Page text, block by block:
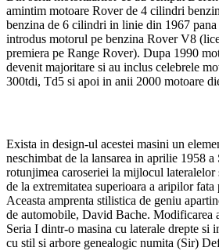
amintim motoare Rover de 4 cilindri
benzina de 6 cilindri in linie din 1967
introdus motorul pe benzina Rover V8
premiera pe Range Rover). Dupa 1990
devenit majoritare si au inclus celebrele
300tdi, Td5 si apoi in anii 2000 motoare
Exista in design-ul acestei masini un
neschimbat de la lansarea in aprilie 1958
rotunjimea caroseriei la mijlocul lateralelor
de la extremitatea superioara a aripilor fata
Aceasta amprenta stilistica de geniu
de automobile, David Bache. Modificarea
Seria I dintr-o masina cu laterale drepte si
cu stil si arbore genealogic numita (Sir)